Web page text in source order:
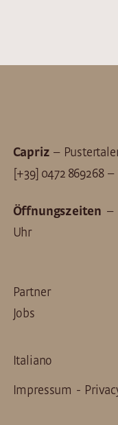
Capriz –
[+39] 0472 869268–
Öffnungszeiten –
Uhr
Partner
Jobs
Italiano
Impressum -